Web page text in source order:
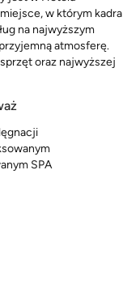
w którym kadra
na najwyższym
atmosferę.
oraz najwyższej
SPA